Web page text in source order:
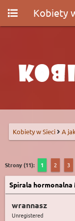
Kobiety
Kobiety w Sieci A
Strony (11): 1 2 3
Spirala hormonalna
wrannasz
Unregistered